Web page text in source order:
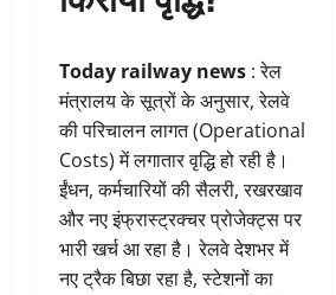
Today railway news : रेल
मंत्रालय के सूत्रों के अनुसार, रेलवे
की परिचालन लागत (Operational
Costs) में लगातार वृद्धि हो रही है।
ईंधन, कर्मचारियों की सैलरी, रखरखाव
और नए इंफ्रास्ट्रक्चर प्रोजेक्ट्स पर
भारी खर्च आ रहा है। रेलवे देशभर में
नए ट्रैक बिछा रहा है, स्टेशनों का